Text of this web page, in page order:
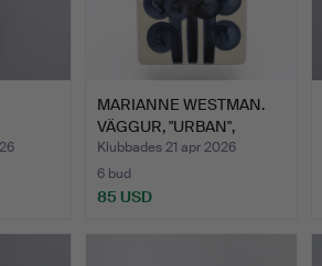
MARIANNE WESTMAN.
VÄGGUR, "URBAN",
RÖRSTRA…
Klubbades 21 apr 2026
6 bud
85 USD